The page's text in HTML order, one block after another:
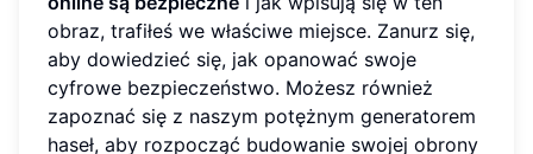
obraz, trafiłeś we właściwe miejsce. Zanurz się,
aby dowiedzieć się, jak opanować swoje
cyfrowe bezpieczeństwo. Możesz również
zapoznać się z naszym potężnym generatorem
haseł, aby rozpocząć budowanie swojej obrony